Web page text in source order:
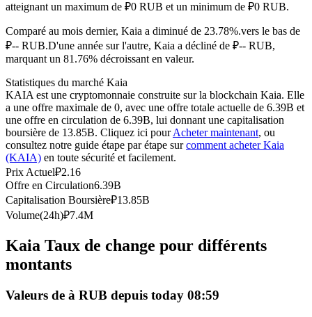
Futures utilisant l'USDC comme garantie
Copie de Trading
Rejoignez les meilleurs traders
atteignant un maximum de ₽0 RUB et un minimum de ₽0 RUB.
Comparé au mois dernier, Kaia a diminué de 23.78%.vers le bas de
₽-- RUB.D'une année sur l'autre, Kaia a décliné de ₽-- RUB,
marquant un 81.76% décroissant en valeur.
Statistiques du marché Kaia
KAIA est une cryptomonnaie construite sur la blockchain Kaia. Elle
a une offre maximale de 0, avec une offre totale actuelle de 6.39B et
une offre en circulation de 6.39B, lui donnant une capitalisation
boursière de 13.85B. Cliquez ici pourAcheter maintenant, ou
consultez notre guide étape par étape surcomment acheter Kaia
(KAIA) en toute sécurité et facilement.
Prix Actuel₽2.16
Offre en Circulation6.39B
Capitalisation Boursière₽13.85B
Volume(24h)₽7.4M
Kaia Taux de change pour différents
montants
Valeurs de à RUB depuis today 08:59